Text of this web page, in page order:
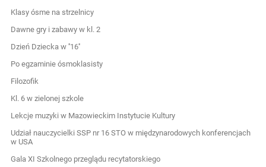
Klasy ósme na strzelnicy
Dawne gry i zabawy w kl. 2
Dzień Dziecka w ''16''
Po egzaminie ósmoklasisty
Filozofik
Kl. 6 w zielonej szkole
Lekcje muzyki w Mazowieckim Instytucie Kultury
Udział nauczycielki SSP nr 16 STO w międzynarodowych konferencjach
w USA
Gala XI Szkolnego przeglądu recytatorskiego